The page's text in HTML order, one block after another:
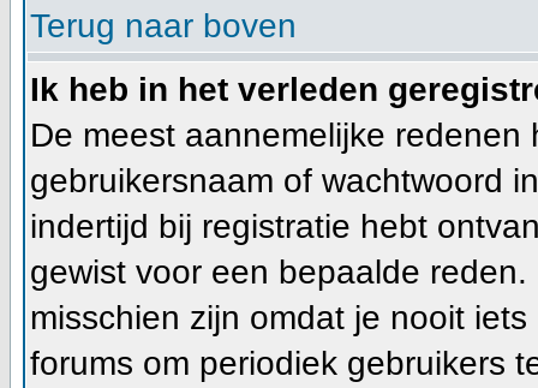
Terug naar boven
Ik heb in het verleden
De meest aannemelijke
gebruikersnaam of wachtwoord
indertijd bij registratie hebt
gewist voor een bepaalde
misschien zijn omdat je nooit
forums om periodiek gebruikers